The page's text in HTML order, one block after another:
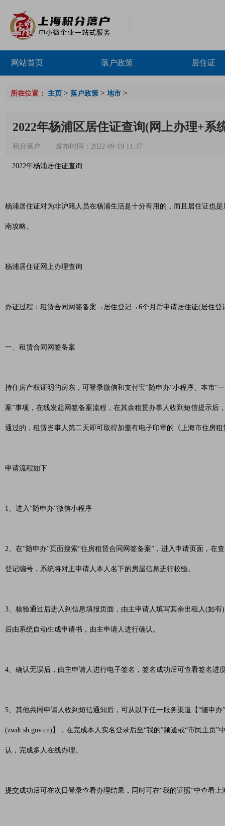
网站首页 落户政策 居住证
所在位置： 主页 > 落户政策 > 地市 >
2022年杨浦区居住证查询(网上办理+系
积分落户 发布时间：2022-09-19 11:37
2022年杨浦居住证查询
杨浦居住证对为非沪籍人员在杨浦生活是十分有用的，而且居住证也
南攻略。
杨浦居住证网上办理查询
办证过程：租赁合同网签备案→居住登记→6个月后申请居住证(居住
一、租赁合同网签备案
持住房产权证明的房东，可登录微信和支付宝“随申办”小程序、本市“
案”事项，在线发起网签备案流程，在其余租赁办事人收到短信提示
通过的，租赁当事人第二天即可取得加盖有电子印章的《上海市住房
申请流程如下
1、进入“随申办”微信小程序
2、在“随申办”页面搜索“住房租赁合同网签备案”，进入申请页面，
登记编号，系统将对主申请人本人名下的房屋信息进行校验。
3、核验通过后进入到信息填报页面，由主申请人填写其余出租人(如
后由系统自动生成申请书，由主申请人进行确认。
4、确认无误后，由主申请人进行电子签名，签名成功后可查看签名
5、其他共同申请人收到短信通知后，可从以下任一服务渠道【“随申
(zwdt.sh.gov.cn)】，在完成本人实名登录后至“我的”频道或“市民主页
认，完成多人在线办理。
提交成功后可在次日登录查看办理结果，同时可在“我的证照”中查看